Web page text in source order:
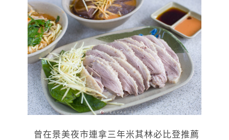
曾在景美夜市連拿三年米其林必比登推薦